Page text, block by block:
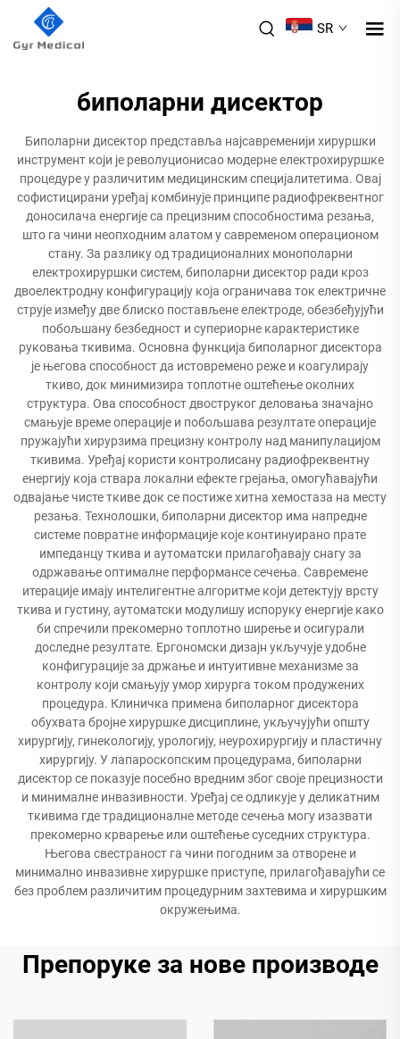
SR
биполарни дисектор
Биполарни дисектор представља најсавременији хируршки
инструмент који је револуционисао модерне електрохируршке
процедуре у различитим медицинским специјалитетима. Овај
софистицирани уређај комбинује принципе радиофреквентног
доносилача енергије са прецизним способностима резања,
што га чини неопходним алатом у савременом операционом
стану. За разлику од традиционалних монополарни
електрохируршки систем, биполарни дисектор ради кроз
двоелектродну конфигурацију која ограничава ток електричне
струје између две блиско постављене електроде, обезбеђујући
побољшану безбедност и супериорне карактеристике
руковања ткивима. Основна функција биполарног дисектора
је његова способност да истовремено реже и коагулирају
ткиво, док минимизира топлотне оштећење околних
структура. Ова способност двоструког деловања значајно
смањује време операције и побољшава резултате операције
пружајући хирурзима прецизну контролу над манипулацијом
ткивима. Уређај користи контролисану радиофреквентну
енергију која ствара локални ефекте грејања, омогућавајући
одвајање чисте ткиве док се постиже хитна хемостаза на месту
резања. Технолошки, биполарни дисектор има напредне
системе повратне информације које континуирано прате
импеданцу ткива и аутоматски прилагођавају снагу за
одржавање оптималне перформансе сечења. Савремене
итерације имају интелигентне алгоритме који детектују врсту
ткива и густину, аутоматски модулишу испоруку енергије како
би спречили прекомерно топлотно ширење и осигурали
доследне резултате. Ергономски дизајн укључује удобне
конфигурације за држање и интуитивне механизме за
контролу који смањују умор хирурга током продужених
процедура. Клиничка примена биполарног дисектора
обухвата бројне хируршке дисциплине, укључујући општу
хирургију, гинекологију, урологију, неурохирургију и пластичну
хирургију. У лапароскопским процедурама, биполарни
дисектор се показује посебно вредним због своје прецизности
и минималне инвазивности. Уређај се одликује у деликатним
ткивима где традиционалне методе сечења могу изазвати
прекомерно крварење или оштећење суседних структура.
Његова свестраност га чини погодним за отворене и
минимално инвазивне хируршке приступе, прилагођавајући се
без проблем различитим процедурним захтевима и хируршким
окружењима.
Препоруке за нове производе